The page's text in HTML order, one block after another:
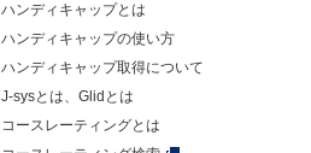
ハンディキャップとは
ハンディキャップの使い方
ハンディキャップ取得について
J-sysとは、Glidとは
コースレーティングとは